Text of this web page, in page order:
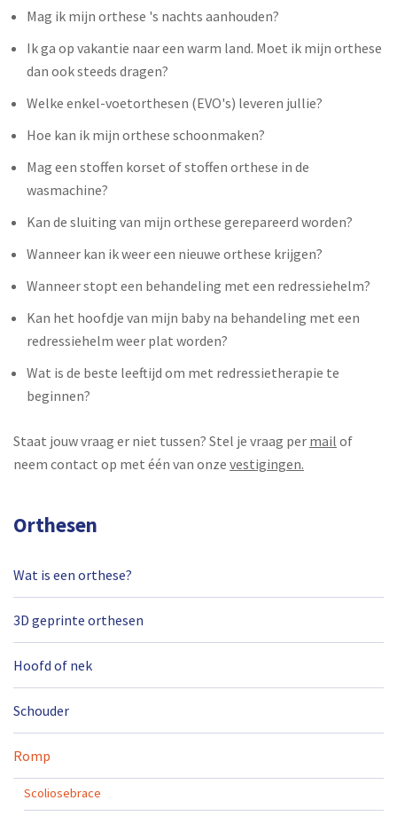
Mag ik mijn orthese 's nachts aanhouden?
Ik ga op vakantie naar een warm land. Moet ik mijn orthese
dan ook steeds dragen?
Welke enkel-voetorthesen (EVO's) leveren jullie?
Hoe kan ik mijn orthese schoonmaken?
Mag een stoffen korset of stoffen orthese in de
wasmachine?
Kan de sluiting van mijn orthese gerepareerd worden?
Wanneer kan ik weer een nieuwe orthese krijgen?
Wanneer stopt een behandeling met een redressiehelm?
Kan het hoofdje van mijn baby na behandeling met een
redressiehelm weer plat worden?
Wat is de beste leeftijd om met redressietherapie te
beginnen?
Staat jouw vraag er niet tussen? Stel je vraag per mail of
neem contact op met één van onze vestigingen.
Orthesen
Wat is een orthese?
3D geprinte orthesen
Hoofd of nek
Schouder
Romp
Scoliosebrace